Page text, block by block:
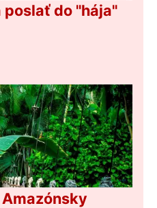
do "hája"